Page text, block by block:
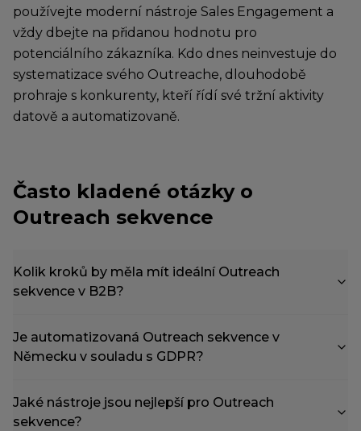
používejte moderní nástroje Sales Engagement a
vždy dbejte na přidanou hodnotu pro
potenciálního zákazníka. Kdo dnes neinvestuje do
systematizace svého Outreache, dlouhodobě
prohraje s konkurenty, kteří řídí své tržní aktivity
datově a automatizovaně.
Často kladené otázky o
Outreach sekvence
Kolik kroků by měla mít ideální Outreach
sekvence v B2B?
Je automatizovaná Outreach sekvence v
Německu v souladu s GDPR?
Jaké nástroje jsou nejlepší pro Outreach
sekvence?